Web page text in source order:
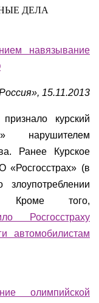
ДЕЛА
навязывание
15.11.2013
курский
нарушителем
Ранее Курское
(в
Кроме того,
Росгосстраху
автомобилистам
олимпийской